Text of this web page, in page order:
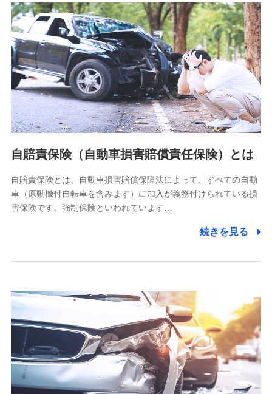
分析するため
当社の対応品質向上やお問い合わせ内容の正確な把握のため
個人情報保護管理者の職名、連絡先
株式会社ドコモ・インシュアランス 営業部長
〒103-0013 東京都中央区日本橋人形町2-14-10 アーバン
ネット日本橋ビル 3F
株式会社ドコモ・インシュアランス
個人情報の第三者提供について
除き、第三者に提供いたしません。
業務の委託
当社は利用目的の達成に必要な範囲内において個人情報の取
【共同して利用される利用データの項目】
当社又は株式会社NTTドコモがサービス提供等を通じて取得
した、以下の情報などの個人データ
基本情報
氏名、電話番号、メールアドレス、お客さまの識別子、
属性、連絡先、dポイントサービスのご利用に関する情
自賠責保険（自動車損害賠償責任保険）とは
自賠責保険とは、自動車損害賠償保障法によって、すべての自動
車（原動機付自転車を含みます）に加入が義務付けられている損
害保険です。強制保険といわれています…
続きを見る